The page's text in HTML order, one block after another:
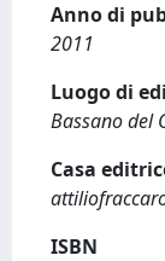
Anno di
2011
Luogo di
Bassano del
Casa
ISBN